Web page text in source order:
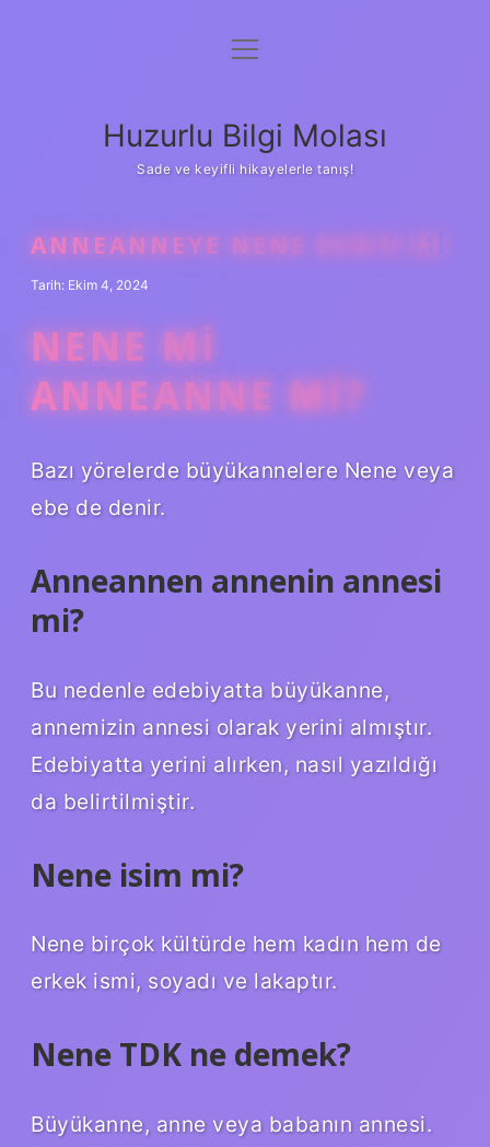
Anasayfa
Yasal Uyarı
menüyü
Huzurlu Bilgi Molası
Sade ve keyifli hikayelerle tanış!
ANNEANNEYE NENE DENIR MI
Tarih: Ekim 4, 2024
NENE MI
ANNEANNE MI?
Bazı yörelerde büyükannelere Nene veya
ebe de denir.
Anneannen annenin annesi
mi?
Bu nedenle edebiyatta büyükanne,
annemizin annesi olarak yerini almıştır.
Edebiyatta yerini alırken, nasıl yazıldığı
da belirtilmiştir.
Nene isim mi?
Nene birçok kültürde hem kadın hem de
erkek ismi, soyadı ve lakaptır.
Nene TDK ne demek?
Büyükanne, anne veya babanın annesi.